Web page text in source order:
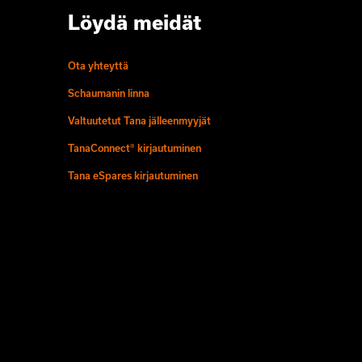
Löydä meidät
Ota yhteyttä
Schaumanin linna
Valtuutetut Tana jälleenmyyjät
TanaConnect® kirjautuminen
Tana eSpares kirjautuminen